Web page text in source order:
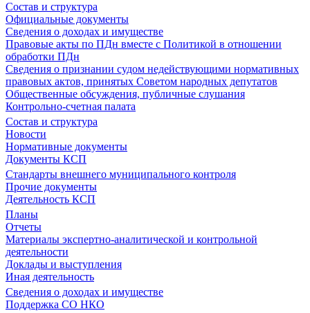
Состав и структура
Официальные документы
Сведения о доходах и имуществе
Правовые акты по ПДн вместе с Политикой в отношении
обработки ПДн
Сведения о признании судом недействующими нормативных
правовых актов, принятых Советом народных депутатов
Общественные обсуждения, публичные слушания
Контрольно-счетная палата
Состав и структура
Новости
Нормативные документы
Документы КСП
Стандарты внешнего муниципального контроля
Прочие документы
Деятельность КСП
Планы
Отчеты
Материалы экспертно-аналитической и контрольной
деятельности
Доклады и выступления
Иная деятельность
Сведения о доходах и имуществе
Поддержка СО НКО